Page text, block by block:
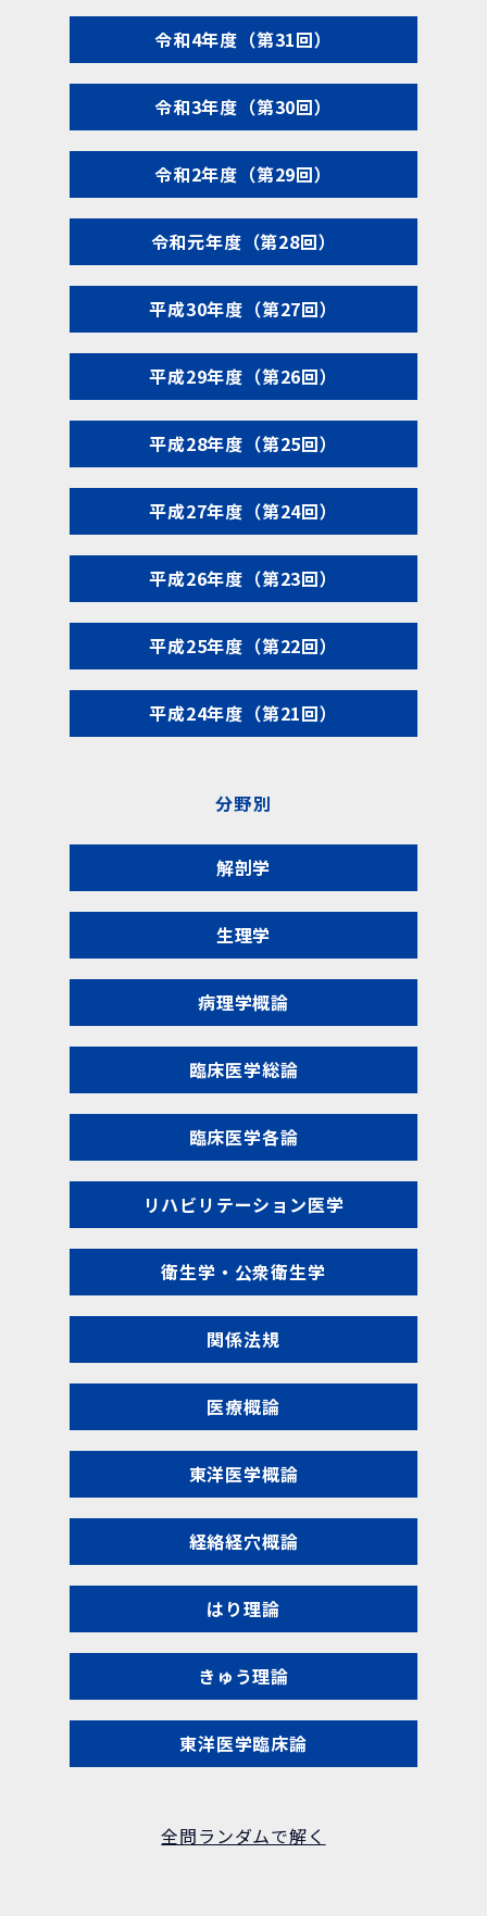
令和4年度（第31回）
令和3年度（第30回）
令和2年度（第29回）
令和元年度（第28回）
平成30年度（第27回）
平成29年度（第26回）
平成28年度（第25回）
平成27年度（第24回）
平成26年度（第23回）
平成25年度（第22回）
平成24年度（第21回）
分野別
解剖学
生理学
病理学概論
臨床医学総論
臨床医学各論
リハビリテーション医学
衛生学・公衆衛生学
関係法規
医療概論
東洋医学概論
経絡経穴概論
はり理論
きゅう理論
東洋医学臨床論
全問ランダムで解く